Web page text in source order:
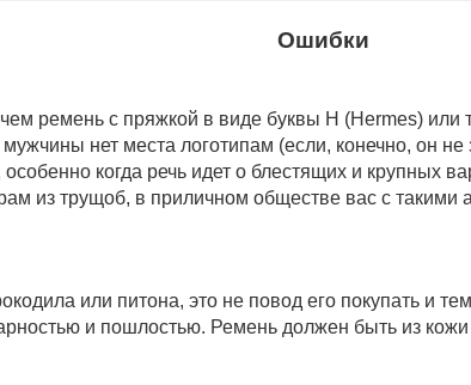
Ошибки
ремень с пряжкой в виде буквы Н (Hermes) или
нет места логотипам (если, конечно, он не
когда речь идет о блестящих и крупных
из трущоб, в приличном обществе вас с такими
или питона, это не повод его покупать и
и пошлостью. Ремень должен быть из кожи